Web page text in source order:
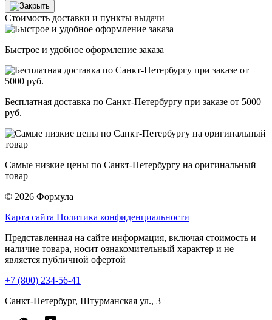
Стоимость доставки и пункты выдачи
Быстрое и удобное оформление заказа
Бесплатная доставка по Санкт-Петербургу при заказе от 5000
руб.
Самые низкие цены по Санкт-Петербургу на оригинальный
товар
© 2026 Формула
Карта сайта Политика конфиденциальности
Представленная на сайте информация, включая стоимость и
наличие товара, носит ознакомительный характер и не
является публичной офертой
+7 (800) 234-56-41
Санкт-Петербург, Штурманская ул., 3